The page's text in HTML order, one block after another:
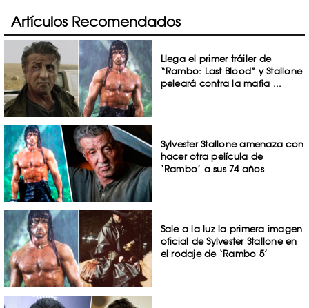
Artículos Recomendados
Llega el primer tráiler de
“Rambo: Last Blood” y Stallone
peleará contra la mafia ...
Sylvester Stallone amenaza con
hacer otra película de
‘Rambo’ a sus 74 años
Sale a la luz la primera imagen
oficial de Sylvester Stallone en
el rodaje de ‘Rambo 5’